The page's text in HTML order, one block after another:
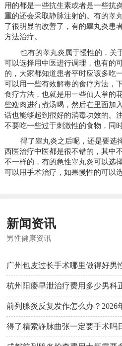
用的都是一些抗生素或者是一些抗
重的还会采取静脉注射的。有的睾
了很明显的改善了，有的睾丸炎患
方法治疗。
也有的睾丸炎属于慢性的，关
可以选择用中医进行调理，也有的
的，大家都知道患者平时应该多吃
可以用一些有效解毒的食疗方法，
食疗方法，也就是用一些仙人掌的
些瘦肉进行煮汤喝，然后在里面加
话也能够起到很好的消毒功效的。
不要吃一些过于刺激性的食物，同
得了睾丸炎之后呢，还是要选
西医治疗中医都是很不错的，其中
不一样的，有的急性睾丸炎可以选
可以用手术治疗，如果慢性的可以
新闻资讯
男性健康资讯
广州包皮过长手术哪里做得好男
杭州阳痿早泄治疗费用多少男科
前列腺炎反复发作怎么办？2026
得了精索静脉曲张一定要手术吗